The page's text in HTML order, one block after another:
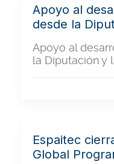
Apoyo al
desde la
Apoyo al
la Diputación y
Espaitec
Global